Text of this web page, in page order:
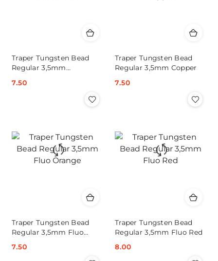
Traper Tungsten Bead
Regular 3,5mm
Cena:
7.50
Traper Tungsten Bead
Regular 3,5mm Copper
Cena:
7.50
Traper Tungsten Bead
Regular 3,5mm Fluo
Cena:
7.50
Traper Tungsten Bead
Regular 3,5mm Fluo Red
Cena:
8.00